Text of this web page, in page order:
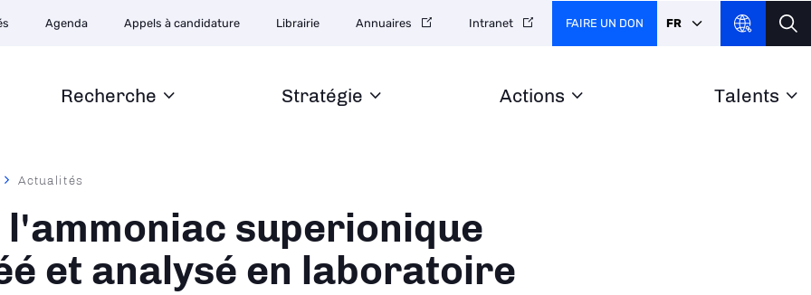
Recherche Stratégie Actions Talents
Agenda Appels à candidature Librairie Annuaires Intranet FAIRE UN DON FR
Actualités
l'ammoniac superionique
et analysé en laboratoire